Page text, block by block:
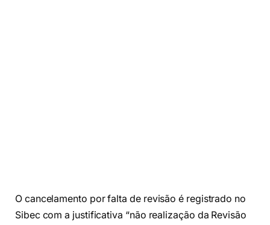
O cancelamento por falta de revisão é registrado no
Sibec com a justificativa “não realização da Revisão